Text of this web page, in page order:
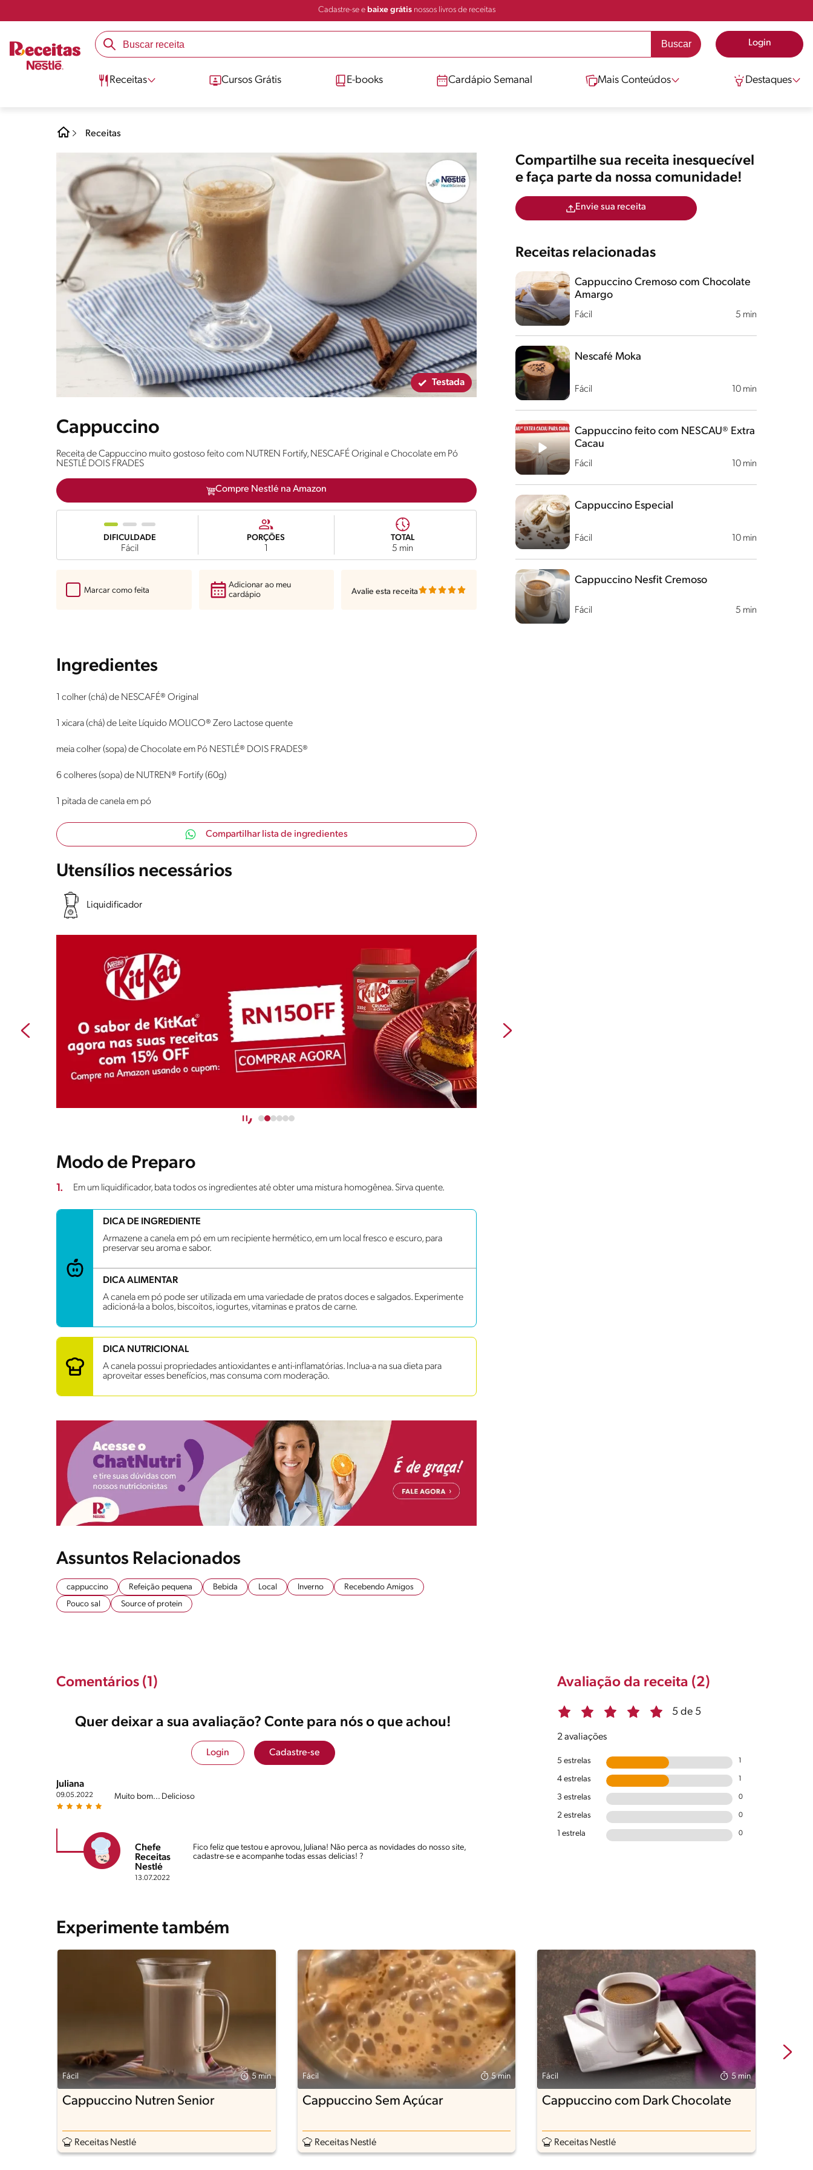
Cadastre-se e baixe grátisnossos livros de receitas
Login
Receitas Cursos Grátis E-books Cardápio Semanal Mais Conteúdos Destaques
Receitas
Testada
Cappuccino
Receita de Cappuccino muito gostoso feito com NUTREN Fortify, NESCAFÉ Original e Chocolate em Pó
NESTLÉ DOIS FRADES
Compre Nestlé na Amazon
DIFICULDADE
Fácil
PORÇÕES TOTAL
5 min
Marcar como feita
Adicionar ao meu
cardápio
Avalie esta receita
Ingredientes
1 colher (chá) de NESCAFÉ® Original
1 xicara (chá) de Leite Líquido MOLICO® Zero Lactose quente
meia colher (sopa) de Chocolate em Pó NESTLÉ® DOIS FRADES®
6 colheres (sopa) de NUTREN® Fortify (60g)
1 pitada de canela em pó
Compartilhar lista de ingredientes
Utensílios necessários
Liquidificador
Modo de Preparo
1. Em um liquidificador, bata todos os ingredientes até obter uma mistura homogênea. Sirva quente.
DICA DE INGREDIENTE
Armazene a canela em pó em um recipiente hermético, em um local fresco e escuro, para
preservar seu aroma e sabor.
DICA ALIMENTAR
A canela em pó pode ser utilizada em uma variedade de pratos doces e salgados. Experimente
adicioná-la a bolos, biscoitos, iogurtes, vitaminas e pratos de carne.
DICA NUTRICIONAL
A canela possui propriedades antioxidantes e anti-inflamatórias. Inclua-a na sua dieta para
aproveitar esses benefícios, mas consuma com moderação.
Assuntos Relacionados
cappuccino Refeição pequena Bebida Local Inverno
Recebendo Amigos
Pouco sal
Source of protein
Compartilhe sua receita inesquecível
e faça parte da nossa comunidade!
Envie sua receita
Receitas relacionadas
Fácil 5 min
Cappuccino Cremoso com Chocolate
Amargo
Fácil 10 min
Nescafé Moka
Fácil 10 min
Cappuccino feito com NESCAU® Extra
Cacau
Fácil 10 min
Cappuccino Especial
Fácil 5 min
Cappuccino Nesfit Cremoso
Avaliação da receita (2)
5 de 5
2 avaliações
5 estrelas 1
4 estrelas 1
3 estrelas 0
2 estrelas 0
1 estrela 0
Comentários (1)
Quer deixar a sua avaliação? Conte para nós o que achou!
Login Cadastre-se
Juliana
09.05.2022 Muito bom... Delicioso
Chefe
Receitas
Nestlé
13.07.2022
Fico feliz que testou e aprovou, Juliana! Não perca as novidades do nosso site,
cadastre-se e acompanhe todas essas delicias! ?
Experimente também
Fácil 5 min
Cappuccino Nutren Senior
Receitas Nestlé
Fácil 5 min
Cappuccino Sem Açúcar
Receitas Nestlé
Fácil 5 min
Cappuccino com Dark Chocolate
Receitas Nestlé